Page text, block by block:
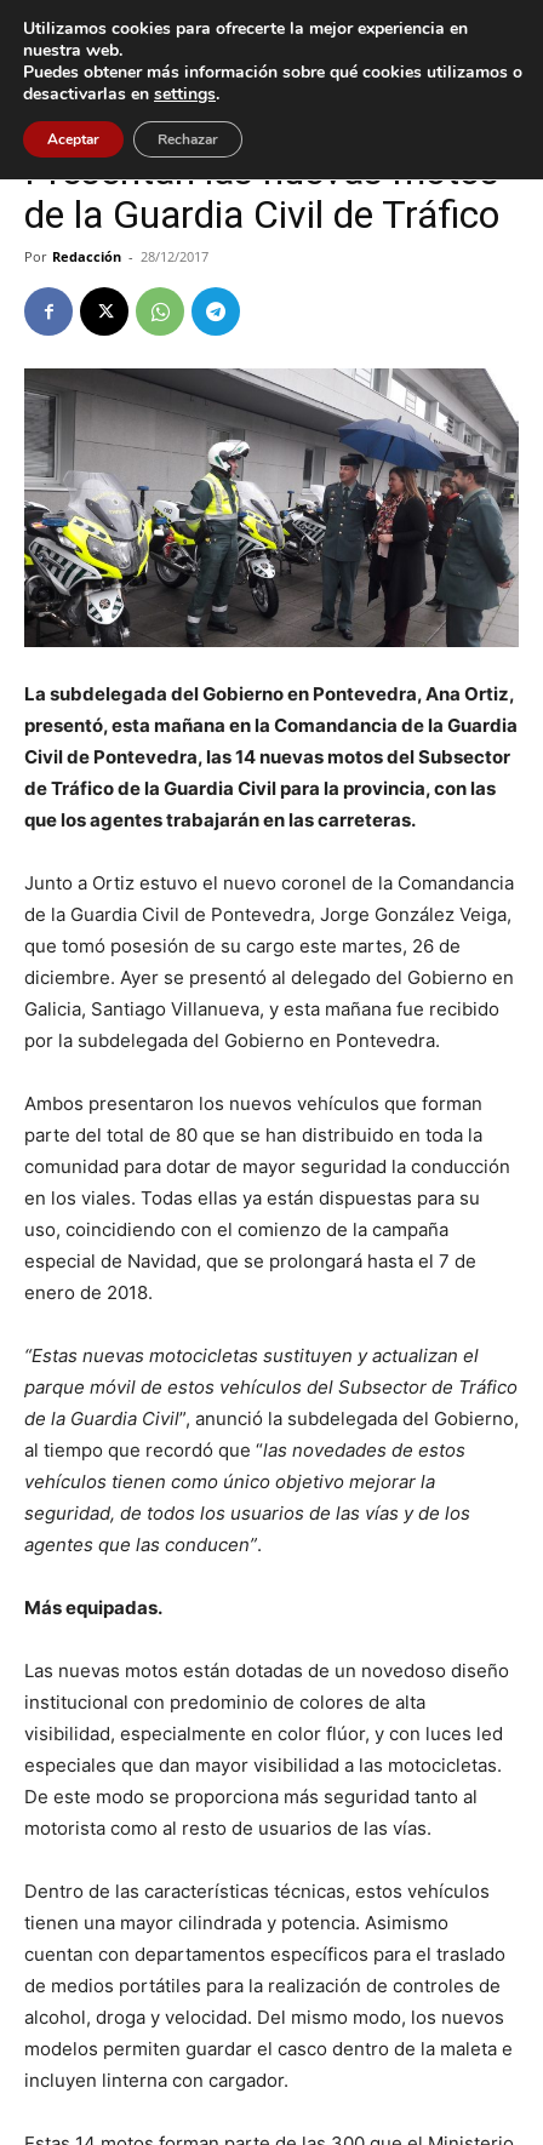
Inicio Sucesos
Sucesos
Presentan las nuevas motos
de la Guardia Civil de Tráfico
Por Redacción - 28/12/2017
La subdelegada del Gobierno en Pontevedra, Ana Ortiz,
presentó, esta mañana en la Comandancia de la Guardia
Civil de Pontevedra, las 14 nuevas motos del Subsector
de Tráfico de la Guardia Civil para la provincia, con las
que los agentes trabajarán en las carreteras.
Junto a Ortiz estuvo el nuevo coronel de la Comandancia
de la Guardia Civil de Pontevedra, Jorge González Veiga,
que tomó posesión de su cargo este martes, 26 de
diciembre. Ayer se presentó al delegado del Gobierno en
Galicia, Santiago Villanueva, y esta mañana fue recibido
por la subdelegada del Gobierno en Pontevedra.
Ambos presentaron los nuevos vehículos que forman
parte del total de 80 que se han distribuido en toda la
comunidad para dotar de mayor seguridad la conducción
en los viales. Todas ellas ya están dispuestas para su
uso, coincidiendo con el comienzo de la campaña
especial de Navidad, que se prolongará hasta el 7 de
enero de 2018.
“Estas nuevas motocicletas sustituyen y actualizan el
parque móvil de estos vehículos del Subsector de Tráfico
de la Guardia Civil”, anunció la subdelegada del Gobierno,
al tiempo que recordó que “las novedades de estos
vehículos tienen como único objetivo mejorar la
seguridad, de todos los usuarios de las vías y de los
agentes que las conducen”.
Más equipadas.
Las nuevas motos están dotadas de un novedoso diseño
institucional con predominio de colores de alta
visibilidad, especialmente en color flúor, y con luces led
especiales que dan mayor visibilidad a las motocicletas.
De este modo se proporciona más seguridad tanto al
motorista como al resto de usuarios de las vías.
Dentro de las características técnicas, estos vehículos
tienen una mayor cilindrada y potencia. Asimismo
cuentan con departamentos específicos para el traslado
de medios portátiles para la realización de controles de
alcohol, droga y velocidad. Del mismo modo, los nuevos
modelos permiten guardar el casco dentro de la maleta e
incluyen linterna con cargador.
Utilizamos cookies para ofrecerte la mejor experiencia en
nuestra web.
Puedes obtener más información sobre qué cookies utilizamos o
desactivarlas en settings.
Aceptar Rechazar